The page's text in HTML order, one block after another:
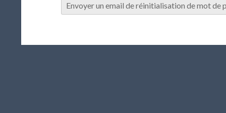
Envoyer un email de réinitialisation de mot de